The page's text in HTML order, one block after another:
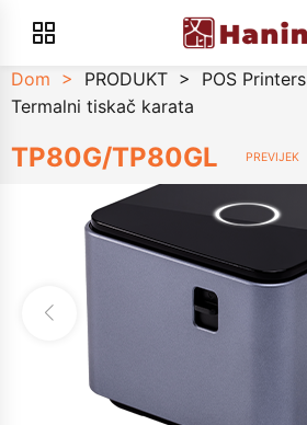
Dom > PRODUKT > POS Printers
Termalni tiskač karata
TP80G/TP80GL PREVIJEK